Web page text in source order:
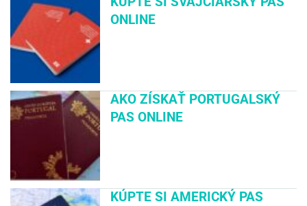
ONLINE
AKO ZÍSKAŤ PORTUGALSKÝ
PAS ONLINE
KÚPTE SI AMERICKÝ PAS